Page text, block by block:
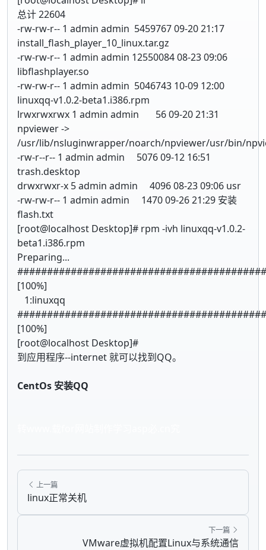
总计 22604
-rw-rw-r-- 1 admin admin 5459767 09-20 21:17
install_flash_player_10_linux.tar.gz
-rw-rw-r-- 1 admin admin 12550084 08-23 09:06
libflashplayer.so
-rw-rw-r-- 1 admin admin 5046743 10-09 12:00
linuxqq-v1.0.2-beta1.i386.rpm
lrwxrwxrwx 1 admin admin 56 09-20 21:31
npviewer ->
/usr/lib/nsluginwrapper/noarch/npviewer/usr/bin/
-rw-r--r-- 1 admin admin 5076 09-12 16:51
trash.desktop
drwxrwxr-x 5 admin admin 4096 08-23 09:06 usr
-rw-rw-r-- 1 admin admin 1470 09-26 21:29 安装
flash.txt
[root@localhost Desktop]# rpm -ivh linuxqq-v1.0.2-
beta1.i386.rpm
Preparing...
[100%]
1:linuxqq
[100%]
[root@localhost Desktop]#
到应用程序--internet 就可以找到QQ。
CentOs 安装QQ
上一篇
linux正常关机
下一篇
VMware虚拟机配置Linux与系统通信